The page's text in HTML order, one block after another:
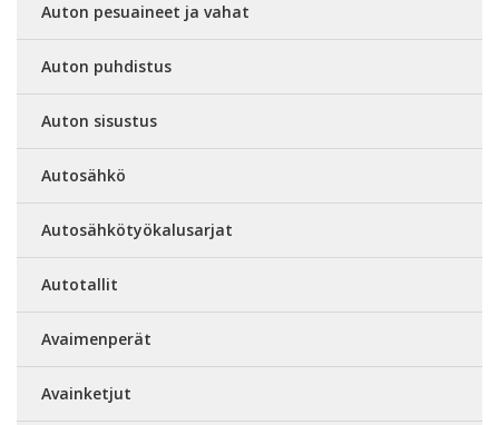
Auton pesuaineet ja vahat
Auton puhdistus
Auton sisustus
Autosähkö
Autosähkötyökalusarjat
Autotallit
Avaimenperät
Avainketjut